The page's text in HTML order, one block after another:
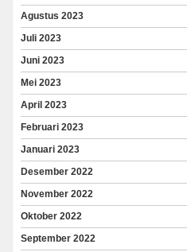
Agustus 2023
Juli 2023
Juni 2023
Mei 2023
April 2023
Februari 2023
Januari 2023
Desember 2022
November 2022
Oktober 2022
September 2022